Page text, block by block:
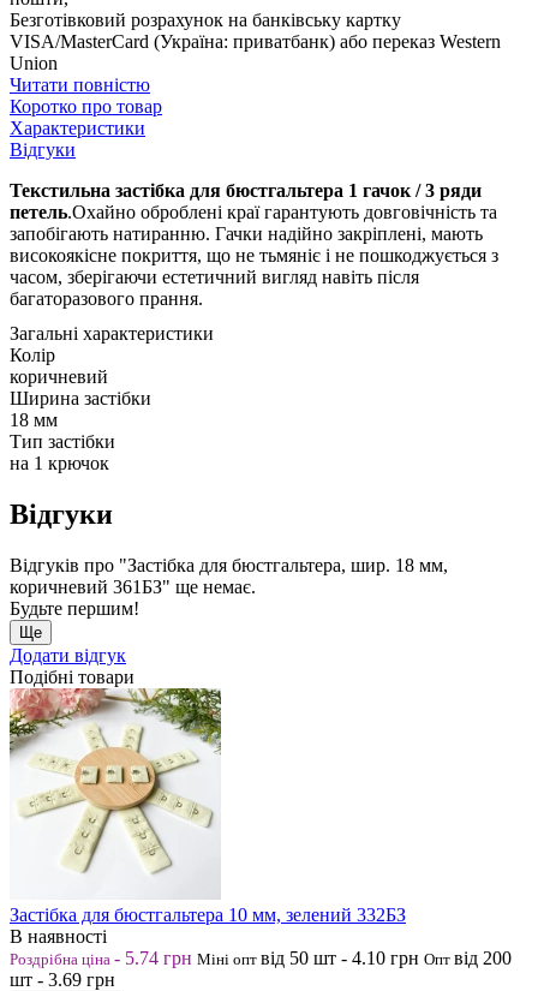
Безготівковий розрахунок на банківську картку
VISA/MasterCard (Україна: приватбанк) або переказ Western
Union
Читати повністю
Коротко про товар
Характеристики
Відгуки
Текстильна застібка для бюстгальтера 1 гачок / 3 ряди
петель.Охайно оброблені краї гарантують довговічність та
запобігають натиранню. Гачки надійно закріплені, мають
високоякісне покриття, що не тьмяніє і не пошкоджується з
часом, зберігаючи естетичний вигляд навіть після
багаторазового прання.
Загальні характеристики
Колір
коричневий
Ширина застібки
18 мм
Тип застібки
на 1 крючок
Відгуки
Відгуків про "Застібка для бюстгальтера, шир. 18 мм,
коричневий 361БЗ" ще немає.
Будьте першим!
Ще
Додати відгук
Подібні товари
Застібка для бюстгальтера 10 мм, зелений 332БЗ
В наявності
Роздрібна ціна - 5.74 грн Міні опт від 50 шт - 4.10 грн Опт від 200
шт - 3.69 грн